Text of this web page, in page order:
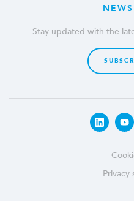
Stay updated with the
Privacy